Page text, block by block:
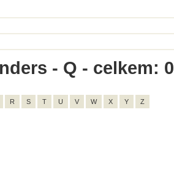
- Q - celkem: 0
R S T U V W X Y Z